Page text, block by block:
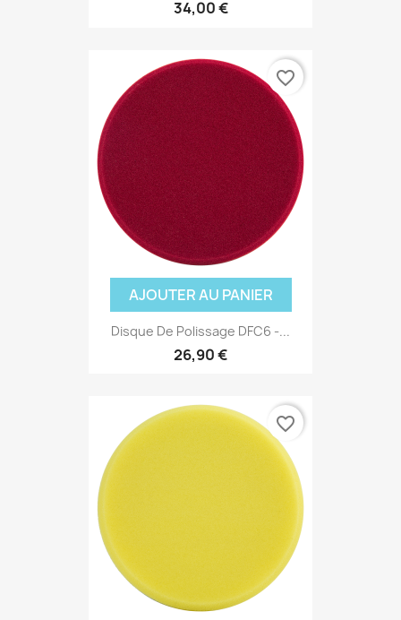
34,00 €
AJOUTER AU PANIER
Disque De Polissage DFC6 -...
26,90 €
favorite_border
favorite_border